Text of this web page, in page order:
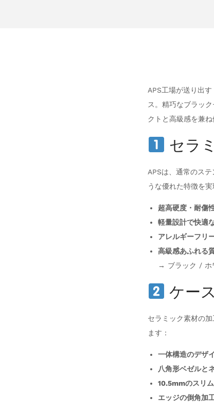
APS工場が送り出
ス。精巧なブラッ
クトと高級感を兼ね
セラ
APSは、通常のス
うな優れた特徴を実
超高硬度・耐傷
軽量設計で快適
アレルギーフリ
高級感あふれる
→ ブラック / ホ
ケー
セラミック素材の
ます：
一体構造のデザ
八角形ベゼルと
10.5mmのスリ
エッジの倒角加